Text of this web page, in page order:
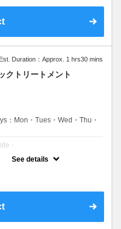
●シャンプーブロー込●ロング料
きます●選べるシャンプー付き●
Est. Duration：Approx. 1 hrs30 mins
トリートメント
：Mon・Tues・Wed・Thu・
：
日のみのクーポンです★
●シャンプーブロー込●ロング料
きます●選べるシャンプー付き●
See details